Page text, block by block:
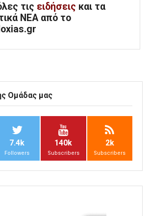
τις ειδήσεις και τα
ΝΕΑ από το
Ομάδας μας
7.4k
Followers
140k
Subscribers
2k
Subscribers